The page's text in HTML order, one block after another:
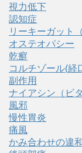
視力低下
認知症
リーキーガット
オステオパシー
乾癬
コルチゾール(経
副作用
ナイアシン（ビ
風邪
慢性胃炎
痛風
かみ合わせの違